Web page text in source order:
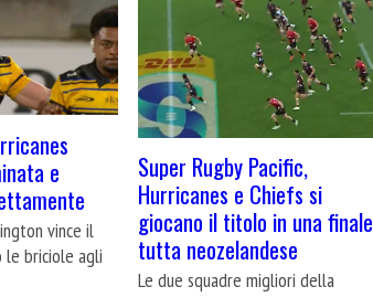
e
vince il
le briciole agli
Super Rugby Pacific,
Hurricanes e Chiefs si
giocano il titolo in una finale
tutta neozelandese
Le due squadre migliori della